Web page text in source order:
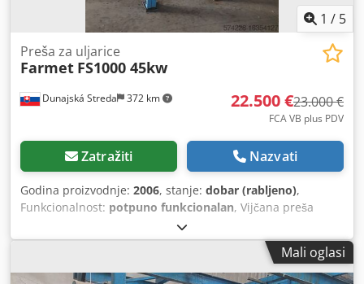
1 / 5
Dunajská Streda 372 km
Preša za uljarice
Farmet FS1000 45kw
22.500 €23.000 €
FCA VB plus PDV
Zatražiti Nazvati
Godina proizvodnje: 2006, stanje: dobar (rabljeno),
Funkcionalnost: potpuno funkcionalan, Vijčana preša
Farmet FS1000 za uljanu repicu, soju, suncokret. Kapacitet
od 800 kg do 1.000 kg, ovisno o motoru. Kompletna, u
dobrom stanju. Proizvedena 2006. godine. Dedpfx Anjtxc
Itsujck
Mali oglasi